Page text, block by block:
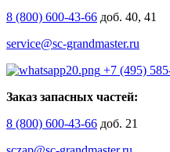
8 (800) 600-43-66 доб. 40, 41
service@sc-grandmaster.ru
+7 (495)
Заказ запасных частей:
8 (800) 600-43-66 доб. 21